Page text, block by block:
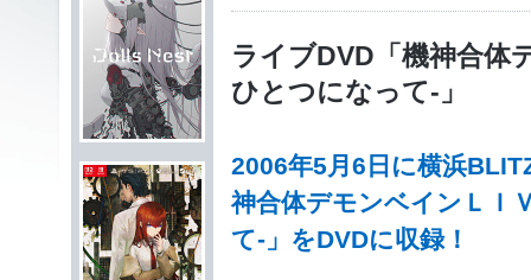
ライブDVD「機神合体
ひとつになって-」
2006年5月6日に横浜
神合体デモンベインＬＩ
て-」をDVDに収録！